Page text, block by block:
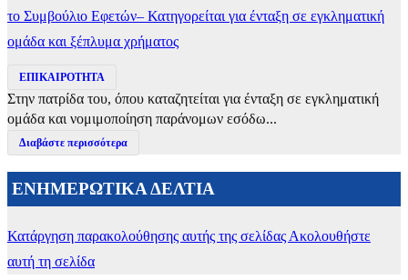
το Συμβούλιο Εφετών– Κατηγορείται για ένταξη σε εγκληματική
ομάδα και ξέπλυμα χρήματος
ΕΠΙΚΑΙΡΟΤΗΤΑ
Στην πατρίδα του, όπου καταζητείται για ένταξη σε εγκληματική
ομάδα και νομιμοποίηση παράνομων εσόδω...
Διαβάστε περισσότερα
ΕΝΗΜΕΡΩΤΙΚΑ ΔΕΛΤΙΑ
Κατάργηση παρακολούθησης αυτής της σελίδας Ακολουθήστε
αυτή τη σελίδα